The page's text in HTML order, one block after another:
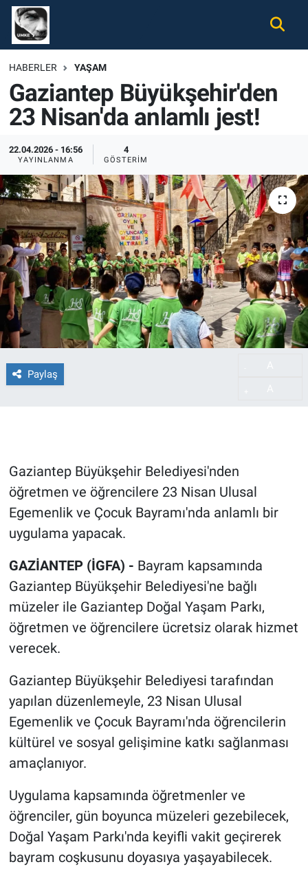
HABERLER YAŞAM
Gaziantep Büyükşehir'den
23 Nisan'da anlamlı jest!
22.04.2026 - 16:56
YAYINLANMA
4
GÖSTERIM
Paylaş
Gaziantep Büyükşehir Belediyesi'nden
öğretmen ve öğrencilere 23 Nisan Ulusal
Egemenlik ve Çocuk Bayramı'nda anlamlı bir
uygulama yapacak.
GAZİANTEP (İGFA) - Bayram kapsamında
Gaziantep Büyükşehir Belediyesi'ne bağlı
müzeler ile Gaziantep Doğal Yaşam Parkı,
öğretmen ve öğrencilere ücretsiz olarak hizmet
verecek.
Gaziantep Büyükşehir Belediyesi tarafından
yapılan düzenlemeyle, 23 Nisan Ulusal
Egemenlik ve Çocuk Bayramı'nda öğrencilerin
kültürel ve sosyal gelişimine katkı sağlanması
amaçlanıyor.
Uygulama kapsamında öğretmenler ve
öğrenciler, gün boyunca müzeleri gezebilecek,
Doğal Yaşam Parkı'nda keyifli vakit geçirerek
bayram coşkusunu doyasıya yaşayabilecek.
Gündem
Ekonomi
Spor
Magazin
Tüm Haberler
İletişim
Künye
Nöbetçi Eczaneler
Hava Durumu
Namaz Vakitleri
Trafik Durumu
Süper Lig Puan Durumu ve Fikstür
Tüm Manşetler
Son Dakika Haberleri
Haber Arşivi